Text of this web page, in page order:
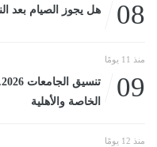
08 هل يجوز الصيام بعد
منذ 11 يومًا
09
الخاصة والأهلية
منذ 12 يومًا